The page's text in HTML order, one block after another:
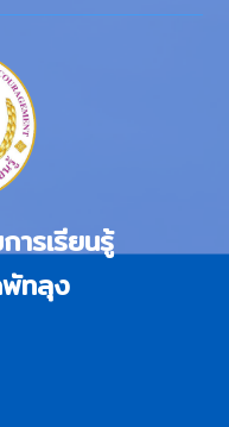
ารเรียนรู้
พัทลุง